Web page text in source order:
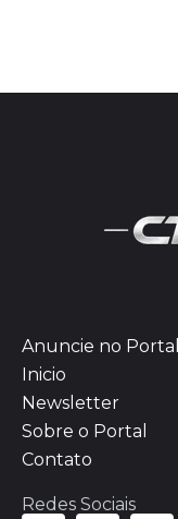
Anuncie no Portal
Inicio
Newsletter
Sobre o Portal
Contato
Redes Sociais